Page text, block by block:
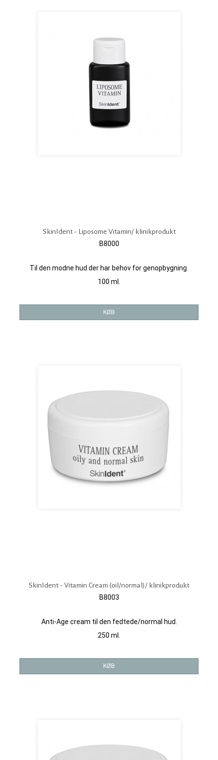
SkinIdent - Liposome Vitamin/ klinikprodukt
B8000
Til den modne hud der har behov for genopbygning.
100 ml.
KØB
SkinIdent - Vitamin Cream (oil/normal)/ klinikprodukt
B8003
Anti-Age cream til den fedtede/normal hud.
250 ml.
KØB